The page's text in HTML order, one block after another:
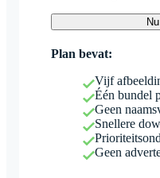
Plan bevat:
Vijf
Één bundel
Geen
Snellere
Geen